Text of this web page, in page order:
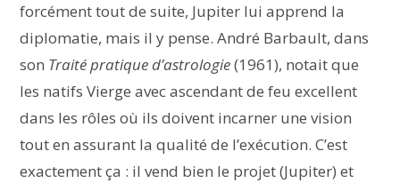
forcément tout de suite, Jupiter lui apprend la
diplomatie, mais il y pense. André Barbault, dans
son Traité pratique d’astrologie(1961), notait que
les natifs Vierge avec ascendant de feu excellent
dans les rôles où ils doivent incarner une vision
tout en assurant la qualité de l’exécution. C’est
exactement ça : il vend bien le projet (Jupiter) et